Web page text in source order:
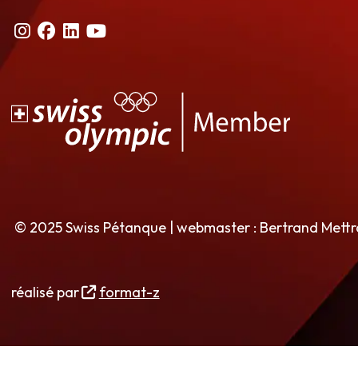
© 2025 Swiss Pétanque | webmaster : Bertrand
réalisé par format-z